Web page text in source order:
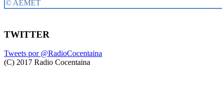
TWITTER
Tweets por @RadioCocentaina
(C) 2017 Radio Cocentaina